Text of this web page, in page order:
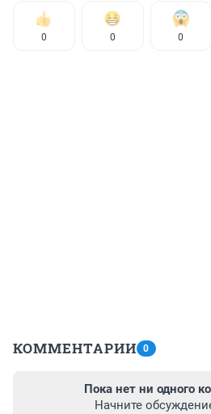
0 0 0
КОММЕНТАРИИ 0
Пока нет ни одного
Начните